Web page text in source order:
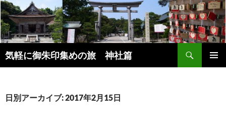
コ
ン
テ
ン
ツ
へ
ッ
気軽に御朱印集めの旅 神社篇
索
日別アーカイブ: 2017年2月15日